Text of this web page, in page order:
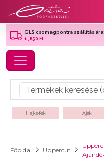
GLS csomagpontra szállítás ára:
1,850 Ft
Toggle navigation
Hajkefék Ajak
Főoldal Uppercut